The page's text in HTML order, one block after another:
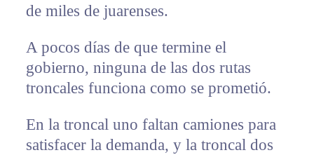
de miles de juarenses.
A pocos días de que termine el
gobierno, ninguna de las dos rutas
troncales funciona como se prometió.
En la troncal uno faltan camiones para
satisfacer la demanda, y la troncal dos